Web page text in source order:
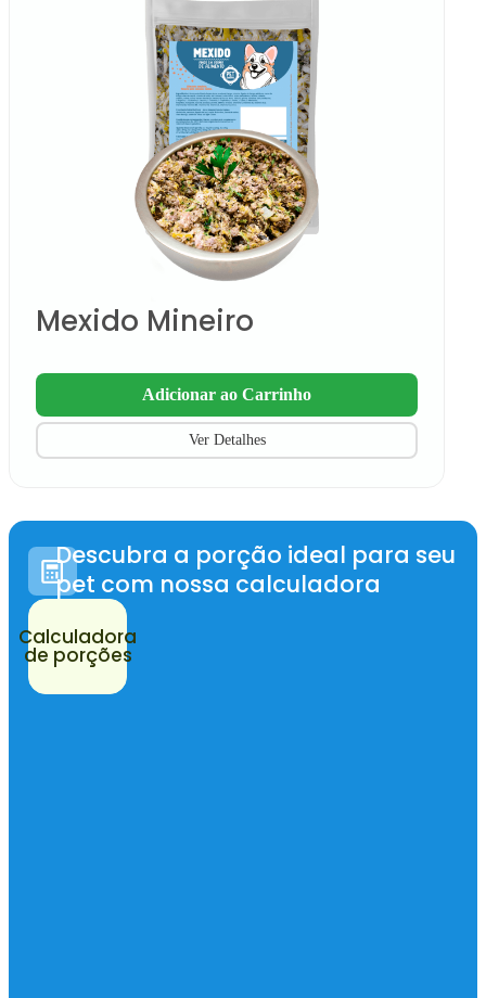
Mexido Mineiro
Adicionar ao Carrinho
Ver Detalhes
Descubra a porção ideal para seu
pet com nossa calculadora
Calculadora
de porções